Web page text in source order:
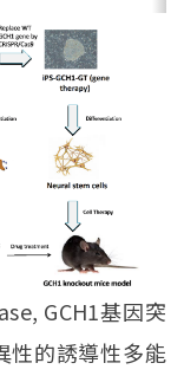
GCH1基因突
性的誘導性多能